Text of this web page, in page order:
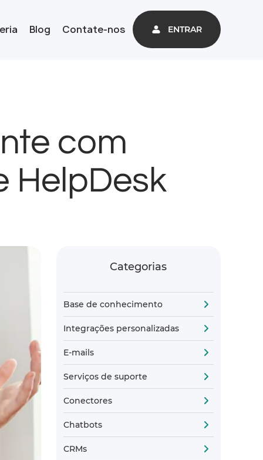
Blog Contate-nos ENTRAR
com
HelpDesk
Categorias
Base de conhecimento
Integrações personalizadas
E-mails
Serviços de suporte
Conectores
Chatbots
CRMs